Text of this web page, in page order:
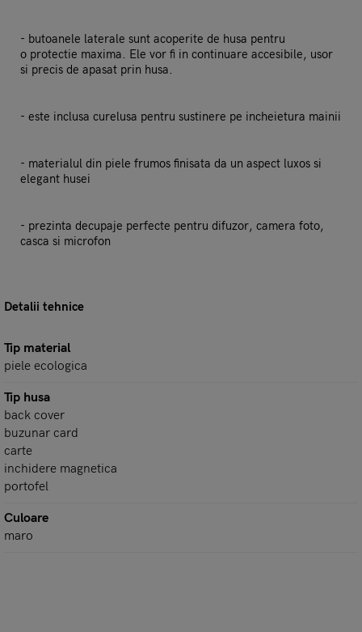
- butoanele laterale sunt acoperite de husa pentru
o protectie maxima. Ele vor fi in continuare accesibile, usor
si precis de apasat prin husa.
- este inclusa curelusa pentru sustinere pe incheietura mainii
- materialul din piele frumos finisata da un aspect luxos si
elegant husei
- prezinta decupaje perfecte pentru difuzor, camera foto,
casca si microfon
Detalii tehnice
Tip material
piele ecologica
Tip husa
back cover
buzunar card
carte
inchidere magnetica
portofel
Culoare
maro